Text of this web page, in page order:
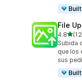
File
4.8de 5
123
Subida
que los
sus